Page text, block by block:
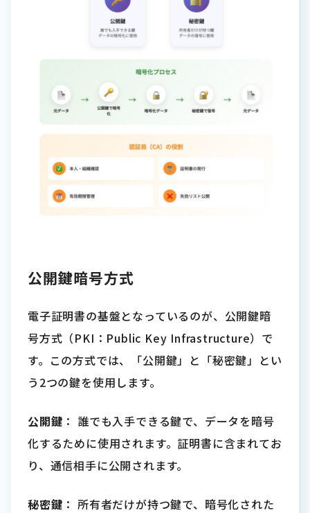
公開鍵暗号方式
電子証明書の基盤となっているのが、公開鍵暗
号方式（PKI：Public Key Infrastructure）で
す。この方式では、「公開鍵」と「秘密鍵」とい
う2つの鍵を使用します。
公開鍵 ： 誰でも入手できる鍵で、データを暗号
化するために使用されます。証明書に含まれてお
り、通信相手に公開されます。
秘密鍵 ： 所有者だけが持つ鍵で、暗号化された